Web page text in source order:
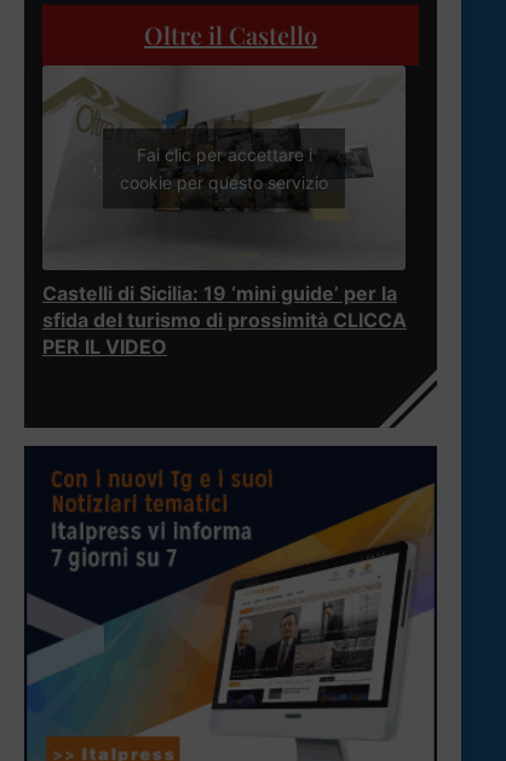
Oltre il Castello
Fai clic per accettare i
cookie per questo servizio
Castelli di Sicilia: 19 ‘mini guide’ per la
sfida del turismo di prossimità CLICCA
PER IL VIDEO